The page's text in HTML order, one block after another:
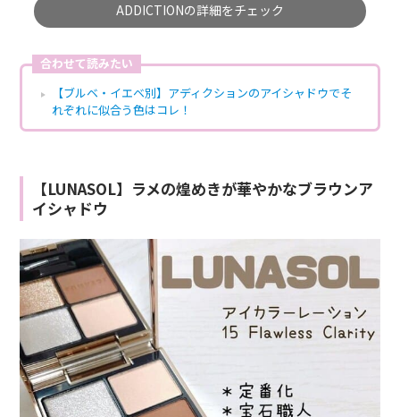
ADDICTIONの詳細をチェック
合わせて読みたい
【ブルベ・イエベ別】アディクションのアイシャドウでそ
れぞれに似合う色はコレ！
【LUNASOL】ラメの煌めきが華やかなブラウンア
イシャドウ